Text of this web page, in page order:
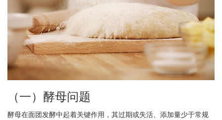
（一）酵母问题
酵母在面团发酵中起着关键作用，其过期或失活、添加量少于常规